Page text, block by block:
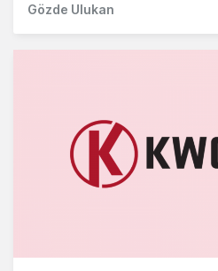
Gözde Ulukan